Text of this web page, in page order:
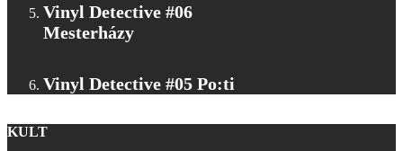
Vinyl Detective #06
Mesterházy
Vinyl Detective #05 Po:ti
KULT